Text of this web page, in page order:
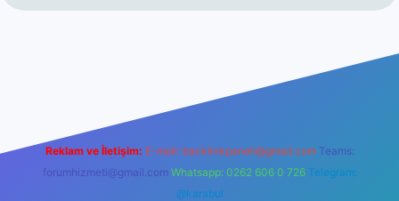
Reklam ve İletişim: E-mail: backlinkpaneli@gmail.com Teams:
forumhizmeti@gmail.com Whatsapp: 0262 606 0 726 Telegram:
@karabul